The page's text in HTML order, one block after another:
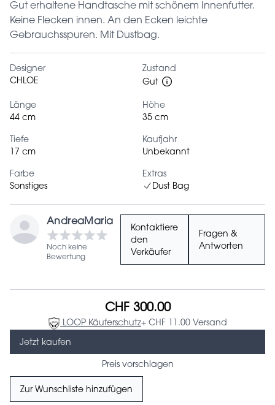
Gut erhaltene Handtasche mit schönem Innenfutter.
Keine Flecken innen. An den Ecken leichte
Gebrauchsspuren. Mit Dustbag.
Designer
CHLOE
Zustand
Gut
Länge
44 cm
Höhe
35 cm
Tiefe
17 cm
Kaufjahr
Unbekannt
Farbe
Sonstiges
Extras
Dust Bag
AndreaMaria
Noch keine
Bewertung
Kontaktiere
den
Verkäufer
Fragen &
Antworten
CHF 300.00
LOOP Käuferschutz+ CHF 11.00 Versand
Jetzt kaufen
Preis vorschlagen
Zur Wunschliste hinzufügen